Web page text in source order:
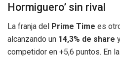
Hormiguero’ sin rival
La franja del Prime Time es
alcanzando un 14,3% de share
competidor en +5,6 puntos. En